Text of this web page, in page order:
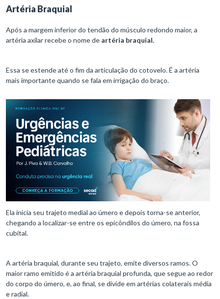
Artéria Braquial
Após a margem inferior do tendão do músculo redondo maior, a
artéria axilar recebe o nome de artéria braquial.
Essa se estende até o fim da articulação do cotovelo. É a artéria
mais importante quando se fala em irrigação do braço.
Ela inicia seu trajeto medial ao úmero e depois torna-se anterior,
chegando a localizar-se entre os epicôndilos do úmero, na fossa
cubital.
A artéria braquial, durante seu trajeto, emite diversos ramos. O
maior ramo emitido é a artéria braquial profunda, que segue ao redor
do corpo do úmero, e, ao final, se divide em artérias colaterais média
e radial.